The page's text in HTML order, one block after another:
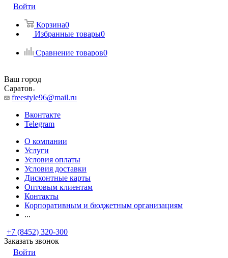
Войти
Корзина0
Избранные товары0
Сравнение товаров0
Ваш город
Саратов
freestyle96@mail.ru
Вконтакте
Telegram
О компании
Услуги
Условия оплаты
Условия доставки
Дисконтные карты
Оптовым клиентам
Контакты
Корпоративным и бюджетным организациям
...
+7 (8452) 320-300
Заказать звонок
Войти